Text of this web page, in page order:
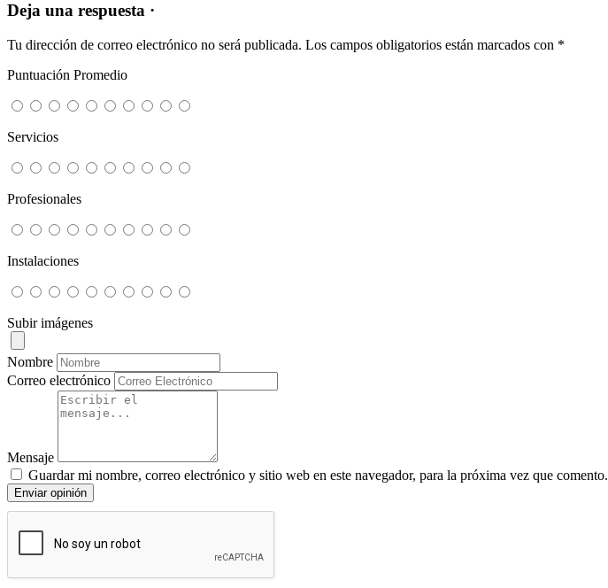
Deja una respuesta ·
Tu dirección de correo electrónico no será publicada. Los campos obligatorios están marcados con *
Puntuación Promedio
Servicios
Profesionales
Instalaciones
Subir imágenes
Nombre
Correo electrónico
Mensaje
Guardar mi nombre, correo electrónico y sitio web en este navegador, para la próxima vez que comento.
Enviar opinión